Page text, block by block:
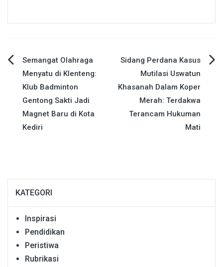
Navigasi
pos
Semangat Olahraga
Menyatu di Klenteng:
Klub Badminton
Gentong Sakti Jadi
Magnet Baru di Kota
Kediri
Sidang Perdana Kasus
Mutilasi Uswatun
Khasanah Dalam Koper
Merah: Terdakwa
Terancam Hukuman
Mati
KATEGORI
Inspirasi
Pendidikan
Peristiwa
Rubrikasi